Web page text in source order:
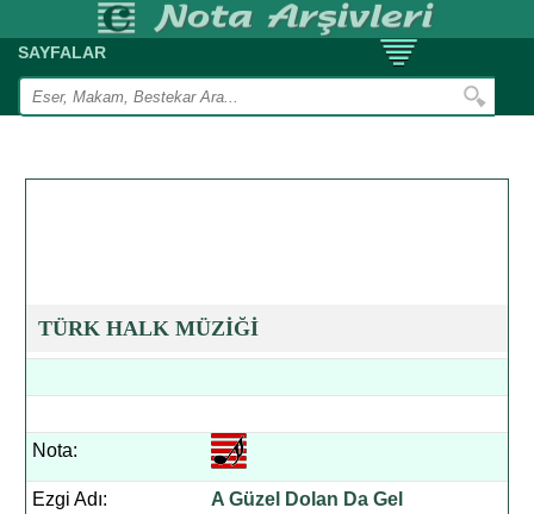
SAYFALAR
TÜRK HALK MÜZİĞİ
Nota:
Ezgi Adı:
A Güzel Dolan Da Gel